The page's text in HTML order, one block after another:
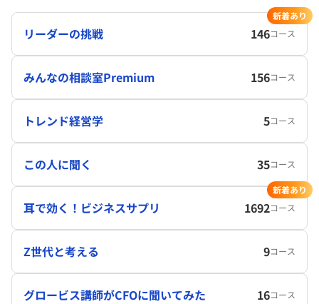
リーダーの挑戦 146コース
新着あり
みんなの相談室Premium 156コース
トレンド経営学 5コース
この人に聞く 35コース
耳で効く！ビジネスサプリ 1692コース
新着あり
Z世代と考える 9コース
グロービス講師がCFOに聞いてみた 16コース